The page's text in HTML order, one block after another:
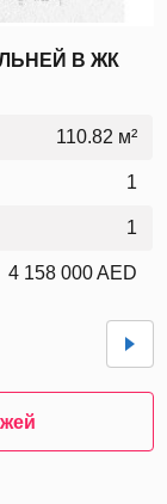
В ЖК
110.82 м²
1
1
4 158 000 AED